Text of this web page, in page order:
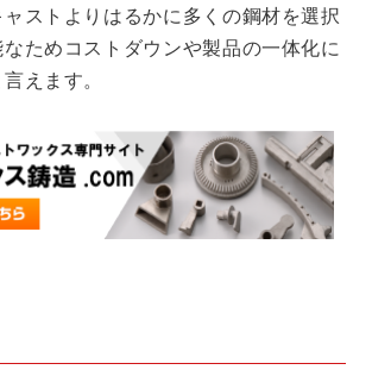
ストよりはるかに多くの鋼材を選択
ためコストダウンや製品の一体化に
えます。